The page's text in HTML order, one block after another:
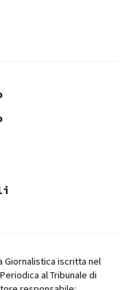
Giornalistica iscritta nel
al Tribunale di